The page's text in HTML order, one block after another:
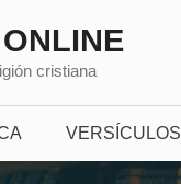
cristiana
VERSÍCULOS